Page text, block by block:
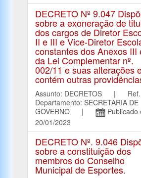
DECRETO Nº 9.047
sobre a exoneração de
dos cargos de Diretor
II e III e Vice-Diretor
constantes dos Anexos III
da Lei Complementar nº.
002/11 e suas alterações
contém outras
Assunto: DECRETOS | Ref.
Departamento: SECRETARIA DE
GOVERNO |
Publicado
20/01/2023
DECRETO Nº. 9.046
sobre a constituição dos
membros do Conselho
Municipal de Esportes.